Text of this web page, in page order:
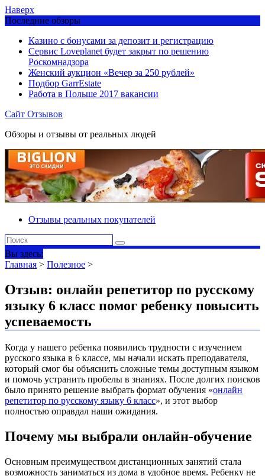
Наверх
Последние обзоры
Казино с бонусами за депозит и регистрацию
Сервис Loveplanet будет закрыт по решению
Роскомнадзора
Женский аукцион «Вечер за 250 рублей»
Подбор GarrEstate
Работа в Польше 2017 вакансии
Сайт Отзывов
Обзоры и отзывы от реальных людей
Отзывы реальных покупателей
Вы здесь:
Главная > Полезное >
Отзыв: онлайн репетитор по русскому
языку 6 класс помог ребенку повысить
успеваемость
Когда у нашего ребенка появились трудности с изучением
русского языка в 6 классе, мы начали искать преподавателя,
который смог бы объяснить сложные темы доступным языком
и помочь устранить пробелы в знаниях. После долгих поисков
было принято решение выбрать формат обучения «онлайн
репетитор по русскому языку 6 класс», и этот выбор
полностью оправдал наши ожидания.
Почему мы выбрали онлайн-обучение
Основным преимуществом дистанционных занятий стала
возможность заниматься из дома в удобное время. Ребенку не